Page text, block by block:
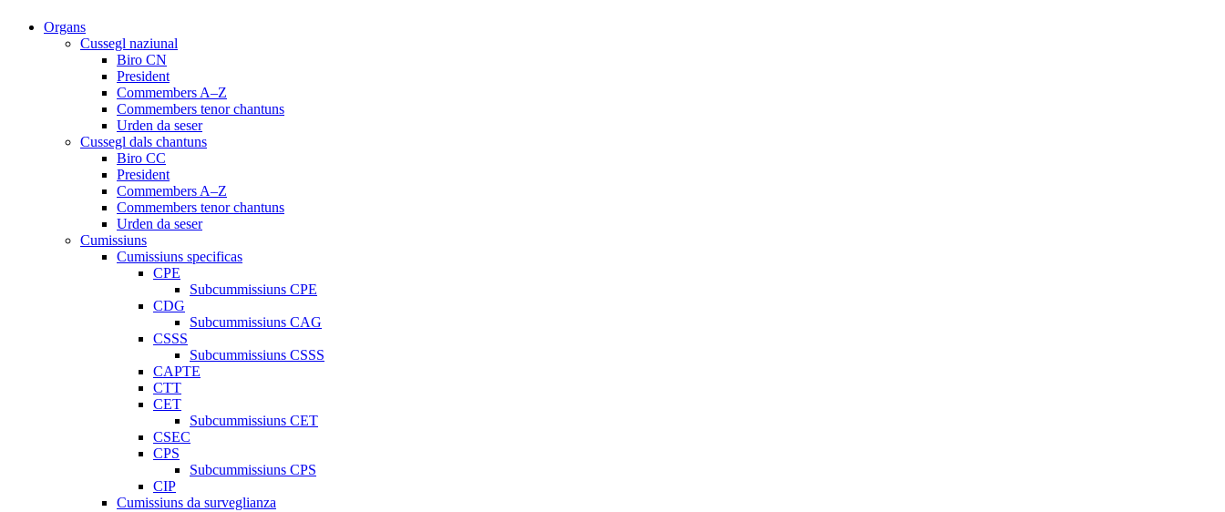
Organs
Cussegl naziunal
Biro CN
President
Commembers A–Z
Commembers tenor chantuns
Urden da seser
Cussegl dals chantuns
Biro CC
President
Commembers A–Z
Commembers tenor chantuns
Urden da seser
Cumissiuns
Cumissiuns specificas
CPE
Subcummissiuns CPE
CDG
Subcummissiuns CAG
CSSS
Subcummissiuns CSSS
CAPTE
CTT
CET
Subcummissiuns CET
CSEC
CPS
Subcummissiuns CPS
CIP
Cumissiuns da surveglianza